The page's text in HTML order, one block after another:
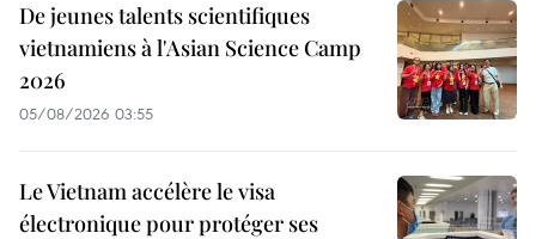
De jeunes talents scientifiques
vietnamiens à l'Asian Science Camp
2026
05/08/2026 03:55
Le Vietnam accélère le visa
électronique pour protéger ses